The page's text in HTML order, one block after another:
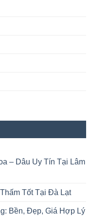
– Dâu Uy Tín Tại Lâm
Tốt Tại Đà Lạt
Bền, Đẹp, Giá Hợp Lý